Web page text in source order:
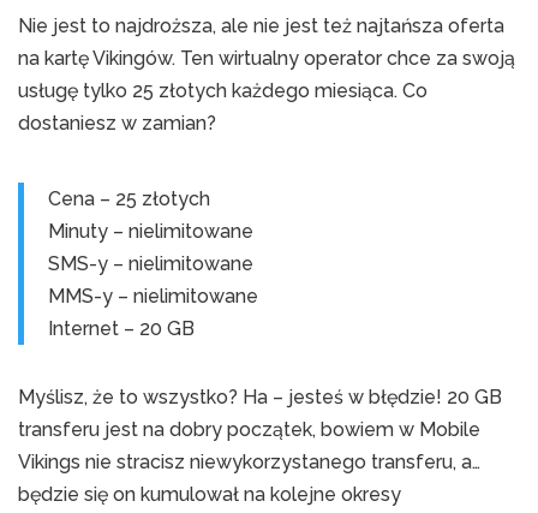
Nie jest to najdroższa, ale nie jest też najtańsza oferta
na kartę Vikingów. Ten wirtualny operator chce za swoją
usługę tylko 25 złotych każdego miesiąca. Co
dostaniesz w zamian?
Cena – 25 złotych
Minuty – nielimitowane
SMS-y – nielimitowane
MMS-y – nielimitowane
Internet – 20 GB
Myślisz, że to wszystko? Ha – jesteś w błędzie! 20 GB
transferu jest na dobry początek, bowiem w Mobile
Vikings nie stracisz niewykorzystanego transferu, a…
będzie się on kumulował na kolejne okresy